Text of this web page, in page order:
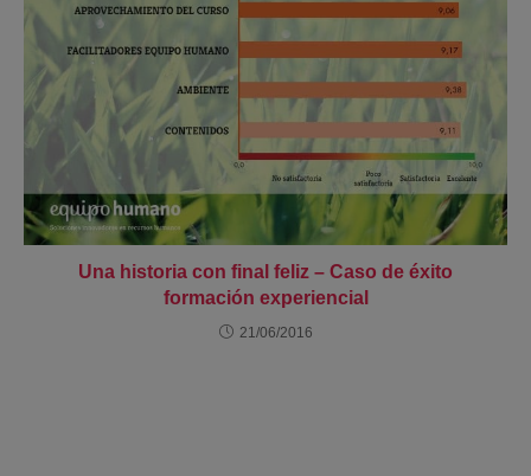
Una historia con final feliz – Caso de éxito
formación experiencial
21/06/2016